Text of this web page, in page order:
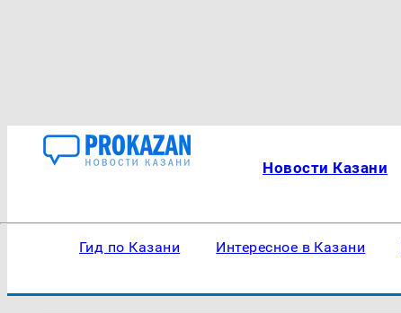
Новости Казани
Гид по Казани Интересное в Казани